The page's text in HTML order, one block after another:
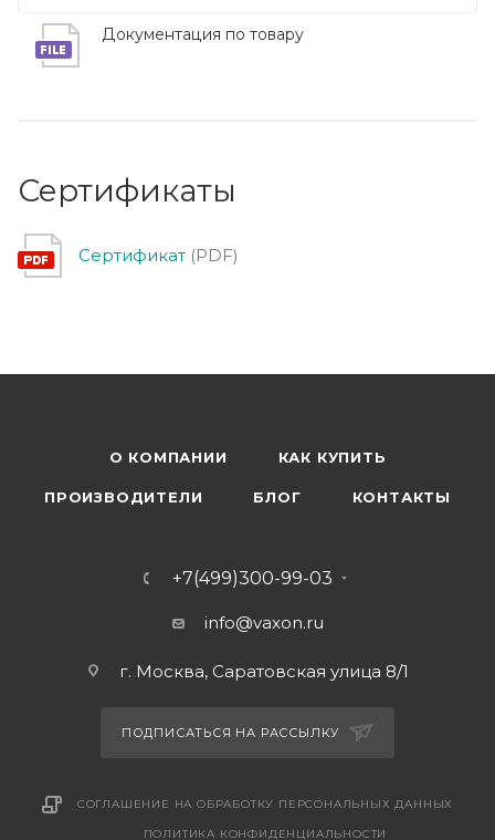
Документация по товару
Сертификаты
Сертификат (PDF)
О КОМПАНИИ КАК КУПИТЬ
ПРОИЗВОДИТЕЛИ БЛОГ КОНТАКТЫ
+7(499)300-99-03
info@vaxon.ru
г. Москва, Саратовская улица 8/1
ПОДПИСАТЬСЯ НА РАССЫЛКУ
СОГЛАШЕНИЕ НА ОБРАБОТКУ ПЕРСОНАЛЬНЫХ ДАННЫХ
ПОЛИТИКА КОНФИДЕНЦИАЛЬНОСТИ